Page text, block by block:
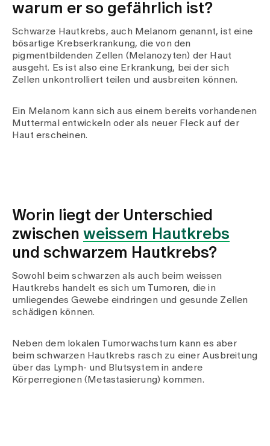
warum er so gefährlich ist?
Schwarze Hautkrebs, auch Melanom genannt, ist eine
bösartige Krebserkrankung, die von den
pigmentbildenden Zellen (Melanozyten) der Haut
ausgeht. Es ist also eine Erkrankung, bei der sich
Zellen unkontrolliert teilen und ausbreiten können.
Ein Melanom kann sich aus einem bereits vorhandenen
Muttermal entwickeln oder als neuer Fleck auf der
Haut erscheinen.
Worin liegt der Unterschied
zwischen weissem Hautkrebs
und schwarzem Hautkrebs?
Sowohl beim schwarzen als auch beim weissen
Hautkrebs handelt es sich um Tumoren, die in
umliegendes Gewebe eindringen und gesunde Zellen
schädigen können.
Neben dem lokalen Tumorwachstum kann es aber
beim schwarzen Hautkrebs rasch zu einer Ausbreitung
über das Lymph- und Blutsystem in andere
Körperregionen (Metastasierung) kommen.